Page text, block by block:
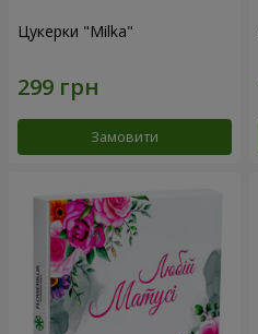
Цукерки "Milka"
Замовити